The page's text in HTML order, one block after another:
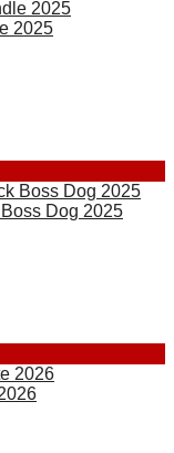
2025
Dog 2025